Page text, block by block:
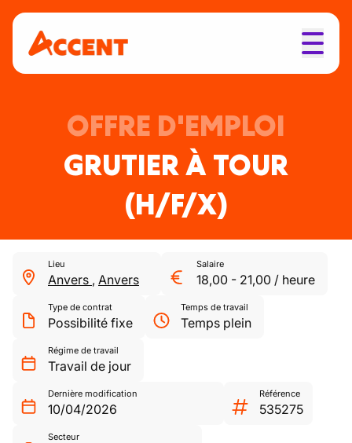
OFFRE D'EMPLOI
GRUTIER À TOUR
(H/F/X)
Lieu
Anvers , Anvers
Salaire
18,00 - 21,00 / heure
Type de contrat
Possibilité fixe
Temps de travail
Temps plein
Régime de travail
Travail de jour
Dernière modification
10/04/2026
Référence
535275
Secteur